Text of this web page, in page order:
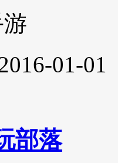
01-01
部落